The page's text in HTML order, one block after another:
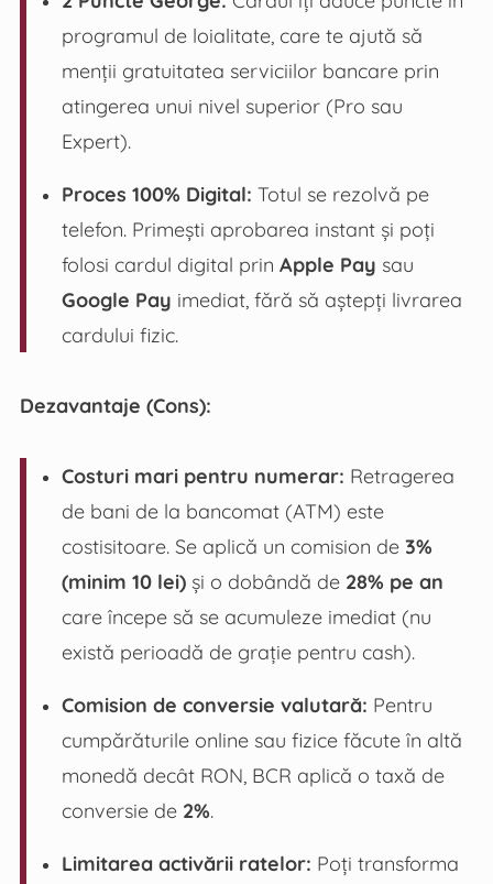
programul de loialitate, care te ajută să
menții gratuitatea serviciilor bancare prin
atingerea unui nivel superior (Pro sau
Expert).
Proces 100% Digital: Totul se rezolvă pe
telefon. Primești aprobarea instant și poți
folosi cardul digital prin Apple Pay sau
Google Pay imediat, fără să aștepți livrarea
cardului fizic.
Dezavantaje (Cons):
Costuri mari pentru numerar: Retragerea
de bani de la bancomat (ATM) este
costisitoare. Se aplică un comision de 3%
(minim 10 lei)și o dobândă de 28% pe an
care începe să se acumuleze imediat (nu
există perioadă de grație pentru cash).
Comision de conversie valutară: Pentru
cumpărăturile online sau fizice făcute în altă
monedă decât RON, BCR aplică o taxă de
conversie de 2%.
Limitarea activării ratelor: Poți transforma